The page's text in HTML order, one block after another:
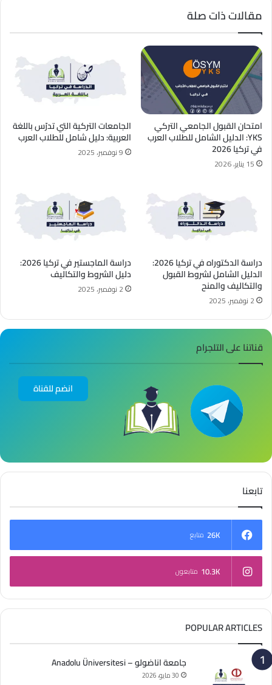
مقالات ذات صلة
امتحان القبول الجامعي التركي
YKS: الدليل الشامل للطلاب العرب
في تركيا 2026
15 يناير، 2026
الجامعات التركية التي تدرّس باللغة
العربية: دليل شامل للطلاب العرب
9 نوفمبر، 2025
دراسة الدكتوراه في تركيا 2026:
الدليل الشامل لشروط القبول
والتكاليف والمنح
2 نوفمبر، 2025
دراسة الماجستير في تركيا 2026:
دليل الشروط والتكاليف
2 نوفمبر، 2025
قناتنا على التلجرام
انضم للقناة
تابعنا
26K متابع
10.3K متابعون
POPULAR ARTICLES
جامعة اناضولو – Anadolu Üniversitesi
30 مايو، 2026